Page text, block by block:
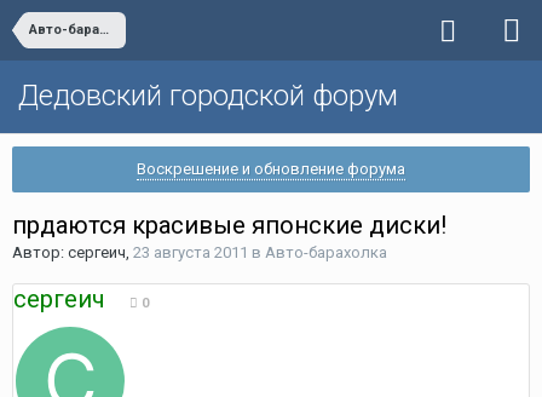
Авто-барахолка
Дедовский городской форум
Воскрешение и обновление форума
прдаются красивые японские диски!
Автор: сергеич, 23 августа 2011 в Авто-барахолка
сергеич 0